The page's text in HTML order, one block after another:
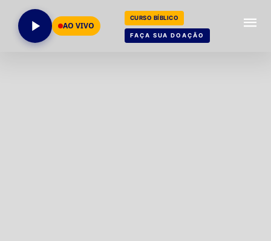
AO VIVO
CURSO BÍBLICO
FAÇA SUA DOAÇÃO